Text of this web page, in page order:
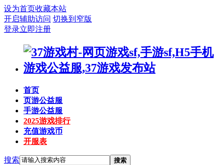
设为首页收藏本站
开启辅助访问 切换到窄版
登录立即注册
首页
页游公益服
手游公益服
2025游戏排行
充值游戏币
开服表
搜索 搜索